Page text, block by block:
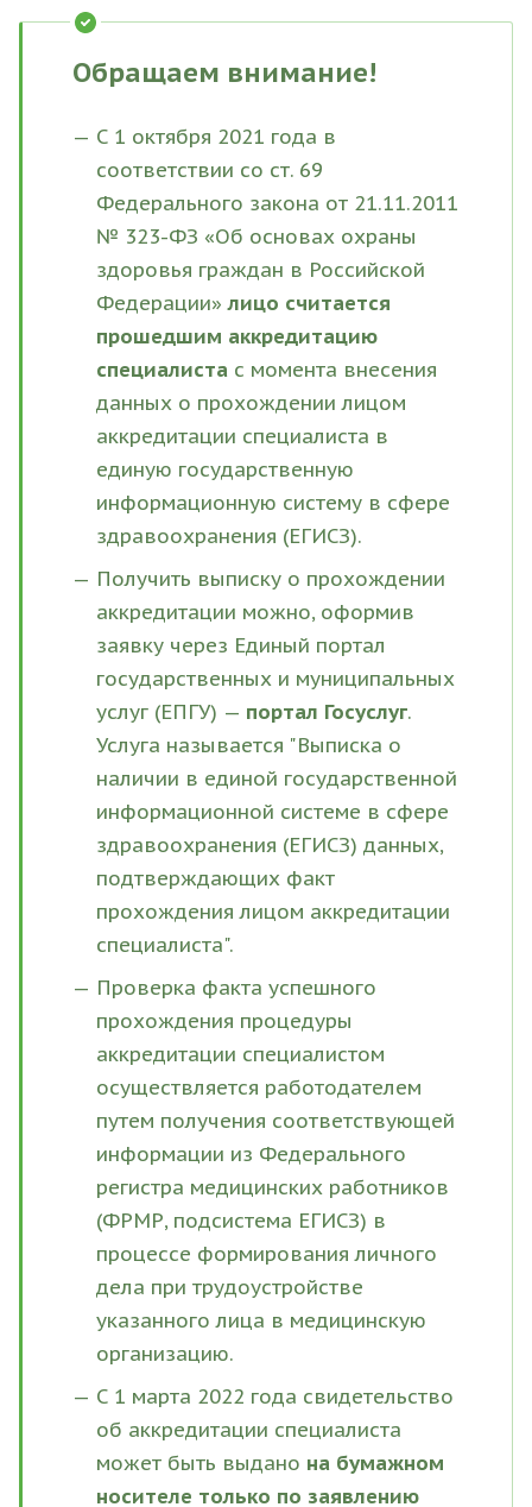
Обращаем внимание!
С 1 октября 2021 года в
соответствии со ст. 69
Федерального закона от 21.11.2011
№ 323-ФЗ «Об основах охраны
здоровья граждан в Российской
Федерации» лицо считается
прошедшим аккредитацию
специалиста с момента внесения
данных о прохождении лицом
аккредитации специалиста в
единую государственную
информационную систему в сфере
здравоохранения (ЕГИСЗ).
Получить выписку о прохождении
аккредитации можно, оформив
заявку через Единый портал
государственных и муниципальных
услуг (ЕПГУ) — портал Госуслуг.
Услуга называется "Выписка о
наличии в единой государственной
информационной системе в сфере
здравоохранения (ЕГИСЗ) данных,
подтверждающих факт
прохождения лицом аккредитации
специалиста".
Проверка факта успешного
прохождения процедуры
аккредитации специалистом
осуществляется работодателем
путем получения соответствующей
информации из Федерального
регистра медицинских работников
(ФРМР, подсистема ЕГИСЗ) в
процессе формирования личного
дела при трудоустройстве
указанного лица в медицинскую
организацию.
С 1 марта 2022 года свидетельство
об аккредитации специалиста
может быть выдано на бумажном
носителе только по заявлению